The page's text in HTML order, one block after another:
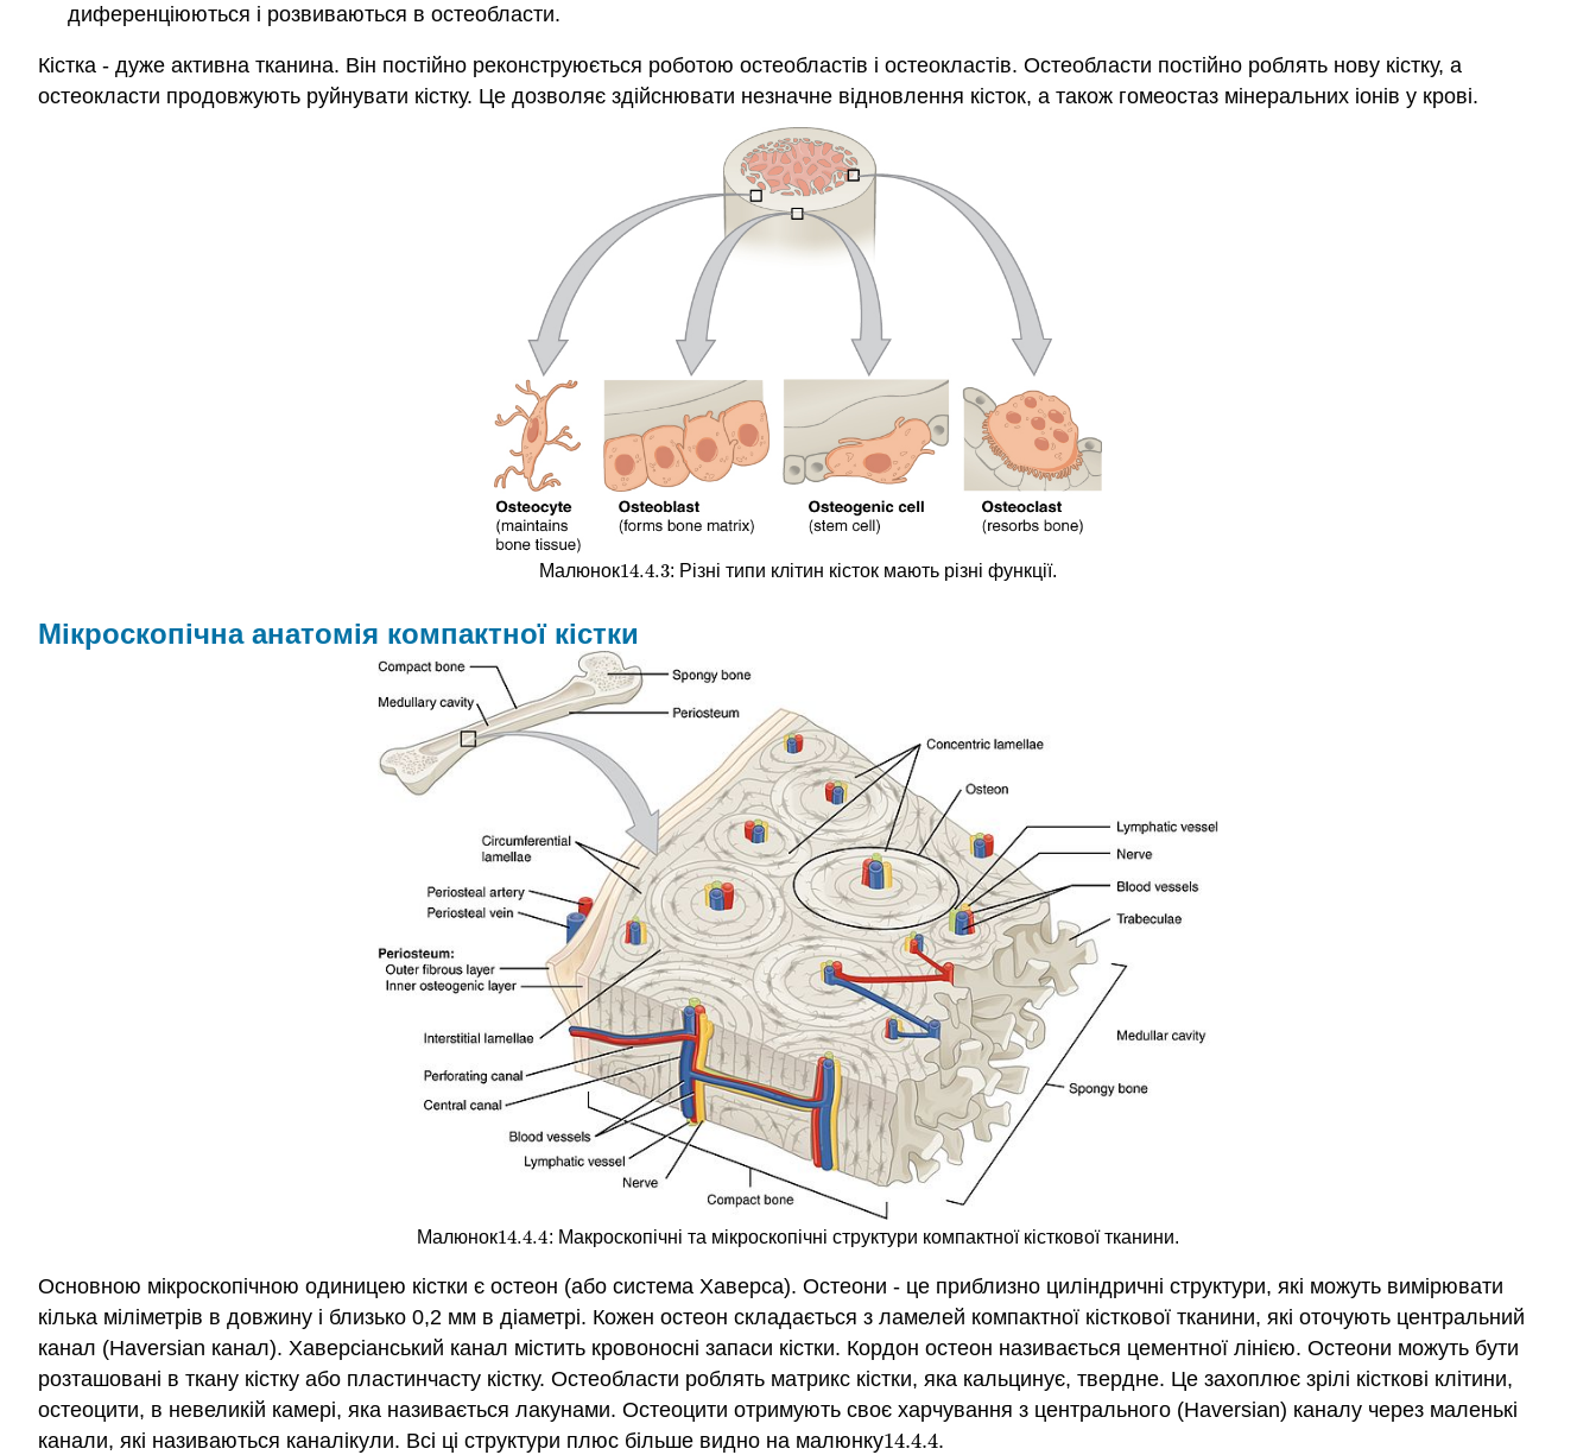
диференціюються і розвиваються в остеобласти.
Кістка - дуже активна тканина. Він постійно реконструюється роботою остеобластів і остеокластів. Остеобласти постійно роблять нову кістку, а
остеокласти продовжують руйнувати кістку. Це дозволяє здійснювати незначне відновлення кісток, а також гомеостаз мінеральних іонів у крові.
Малюнок14.4.3
14.4.3: Різні типи клітин кісток мають різні функції.
Мікроскопічна анатомія компактної кістки
Малюнок14.4.4
14.4.4: Макроскопічні та мікроскопічні структури компактної кісткової тканини.
Основною мікроскопічною одиницею кістки є остеон (або система Хаверса). Остеони - це приблизно циліндричні структури, які можуть вимірювати
кілька міліметрів в довжину і близько 0,2 мм в діаметрі. Кожен остеон складається з ламелей компактної кісткової тканини, які оточують центральний
канал (Haversian канал). Хаверсіанський канал містить кровоносні запаси кістки. Кордон остеон називається цементної лінією. Остеони можуть бути
розташовані в ткану кістку або пластинчасту кістку. Остеобласти роблять матрикс кістки, яка кальцинує, твердне. Це захоплює зрілі кісткові клітини,
остеоцити, в невеликій камері, яка називається лакунами. Остеоцити отримують своє харчування з центрального (Haversian) каналу через маленькі
канали, які називаються каналікули. Всі ці структури плюс більше видно на малюнку14.4.4
14.4.4.